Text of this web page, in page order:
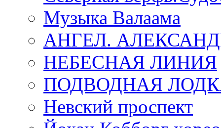
Музыка Валаама
АНГЕЛ.
НЕБЕСНАЯ ЛИНИЯ
ПОДВОДНАЯ
Невский проспект